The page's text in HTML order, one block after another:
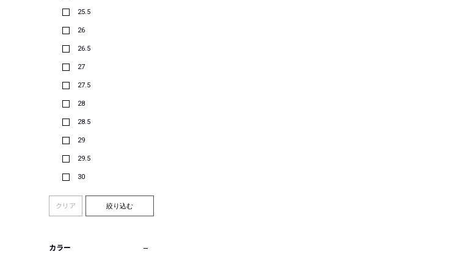
25.5
26
26.5
27
27.5
28
28.5
29
29.5
30
クリア 絞り込む
カラー